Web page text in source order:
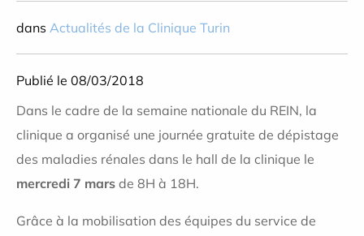
dans Actualités de la Clinique Turin
Publié le 08/03/2018
Dans le cadre de la semaine nationale du REIN, la
clinique a organisé une journée gratuite de dépistage
des maladies rénales dans le hall de la clinique le
mercredi 7 mars de 8H à 18H.
Grâce à la mobilisation des équipes du service de